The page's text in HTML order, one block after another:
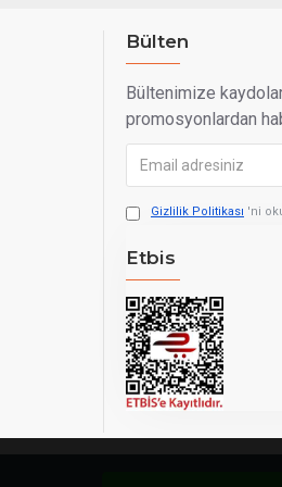
Bülten
Bültenimize
promosyonlardan
Gizlilik Politikası 'ni
Etbis